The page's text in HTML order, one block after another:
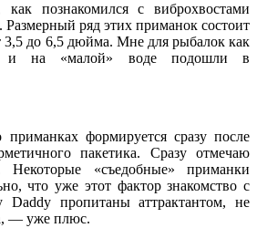
познакомился с виброхвостами
. Размерный ряд этих приманок состоит
3,5 до 6,5 дюйма. Мне для рыбалок как
и на «малой» воде подошли в
приманках формируется сразу после
пакетика. Сразу отмечаю
Некоторые «съедобные» приманки
что уже этот фактор знакомство с
Daddy пропитаны аттрактантом, не
— уже плюс.